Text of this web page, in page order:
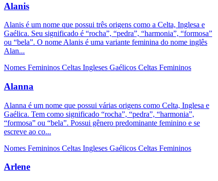
Alanis
Alanis é um nome que possui três origens como a Celta, Inglesa e
Gaélica. Seu significado é “rocha”, “pedra”, “harmonia”, “formosa”
ou “bela”. O nome Alanis é uma variante feminina do nome inglês
Alan...
Nomes Femininos Celtas Ingleses Gaélicos Celtas Femininos
Alanna
Alanna é um nome que possui várias origens como Celta, Inglesa e
Gaélica. Tem como significado “rocha”, “pedra”, “harmonia”,
“formosa” ou “bela”. Possui gênero predominante feminino e se
escreve ao co...
Nomes Femininos Celtas Ingleses Gaélicos Celtas Femininos
Arlene